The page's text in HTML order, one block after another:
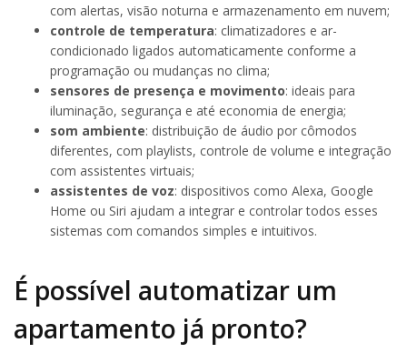
com alertas, visão noturna e armazenamento em nuvem;
controle de temperatura: climatizadores e ar-
condicionado ligados automaticamente conforme a
programação ou mudanças no clima;
sensores de presença e movimento: ideais para
iluminação, segurança e até economia de energia;
som ambiente: distribuição de áudio por cômodos
diferentes, com playlists, controle de volume e integração
com assistentes virtuais;
assistentes de voz: dispositivos como Alexa, Google
Home ou Siri ajudam a integrar e controlar todos esses
sistemas com comandos simples e intuitivos.
É possível automatizar um
apartamento já pronto?